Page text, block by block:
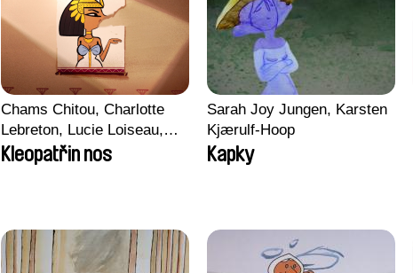
Chams Chitou, Charlotte
Lebreton, Lucie Loiseau,
Mikahel Meah, Maxime
Monier, Marc
Anthony Trefleze
Kleopatřin nos
Sarah Joy Jungen, Karsten
Kjærulf-Hoop
Kapky